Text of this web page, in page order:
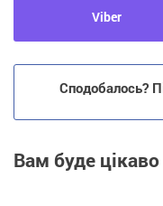
Viber
Сподобалось?
Вам буде цікаво